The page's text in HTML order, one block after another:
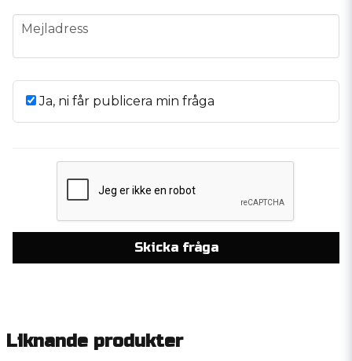
email
Mejladress
Ja, ni får publicera min fråga
Skicka fråga
Liknande produkter